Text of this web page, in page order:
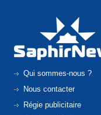
Qui sommes-nous ?
Nous contacter
Régie publicitaire